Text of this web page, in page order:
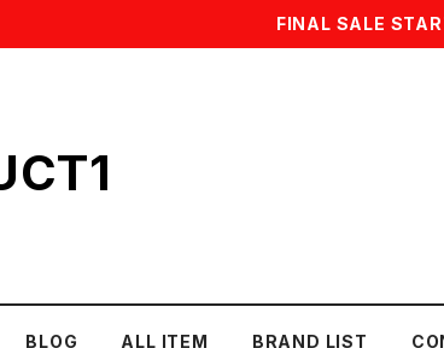
FINAL SALE
BLOG ALL ITEM BRAND LIST